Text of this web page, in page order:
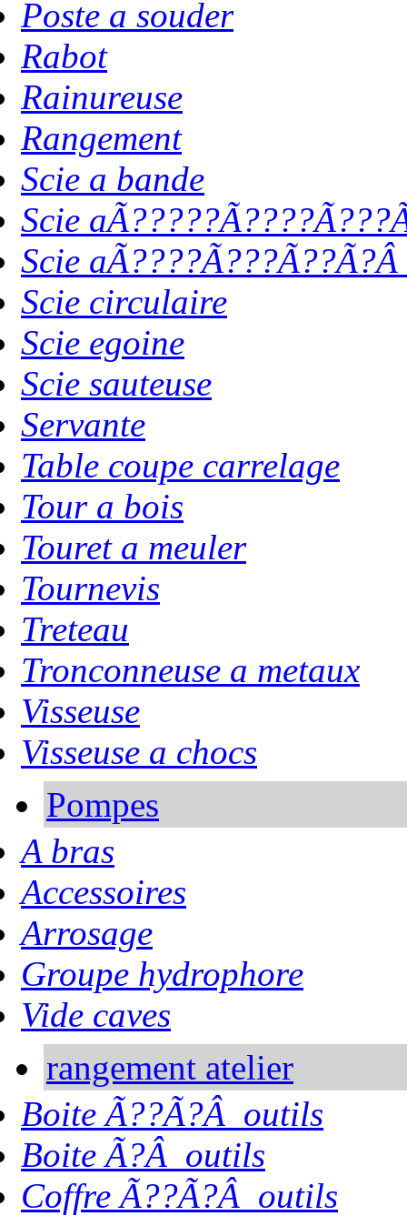
Poste a souder
Rabot
Rainureuse
Rangement
Scie a bande
Scie
Scie
Scie circulaire
Scie egoine
Scie sauteuse
Servante
Table coupe carrelage
Tour a bois
Touret a meuler
Tournevis
Treteau
Tronconneuse a metaux
Visseuse
Visseuse a chocs
Pompes
A bras
Accessoires
Arrosage
Groupe hydrophore
Vide caves
rangement atelier
Boite Ã??Ã?Â outils
Boite Ã?Â outils
Coffre Ã??Ã?Â outils